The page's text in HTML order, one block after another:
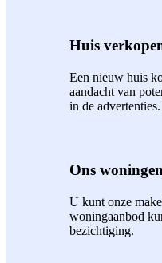
Huis
Een nieuw huis
aandacht van
in de
Ons
U kunt onze
woningaanbod
bezichtiging.